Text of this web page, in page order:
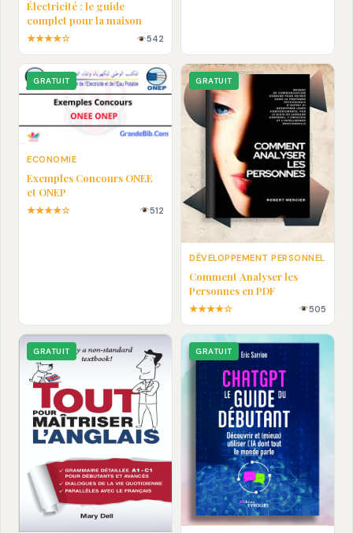
Électricité : le guide
complet pour la maison
★★★★☆ 542
GRATUIT
ECONOMIE
Exemples Concours ONEE
et ONEP
★★★★☆ 512
GRATUIT
DÉVELOPPEMENT PERSONNEL
Comment Analyser les
Personnes en PDF
★★★★☆ 505
GRATUIT GRATUIT